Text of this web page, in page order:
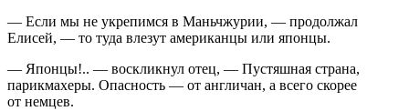
— Если мы не укрепимся в Маньчжурии, — продолжал
Елисей, — то туда влезут американцы или японцы.
— Японцы!.. — воскликнул отец, — Пустяшная страна,
парикмахеры. Опасность — от англичан, а всего скорее
от немцев.